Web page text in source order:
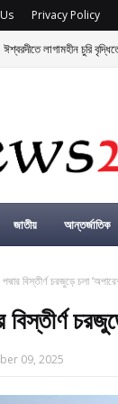
Privacy Policy
ঈশ্বরদীতে লাগামহীন চুরি
বাংলাদেশসহ বাসযোগ্য পৃথিবী
জাতীয় আন্তর্জাতিক
বিস্তীর্ণ চরজুড়ে চলা
বিস্তীর্ণ
09, 2025